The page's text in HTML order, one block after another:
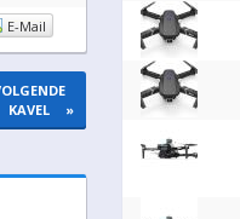
E-Mail
KAVEL
»